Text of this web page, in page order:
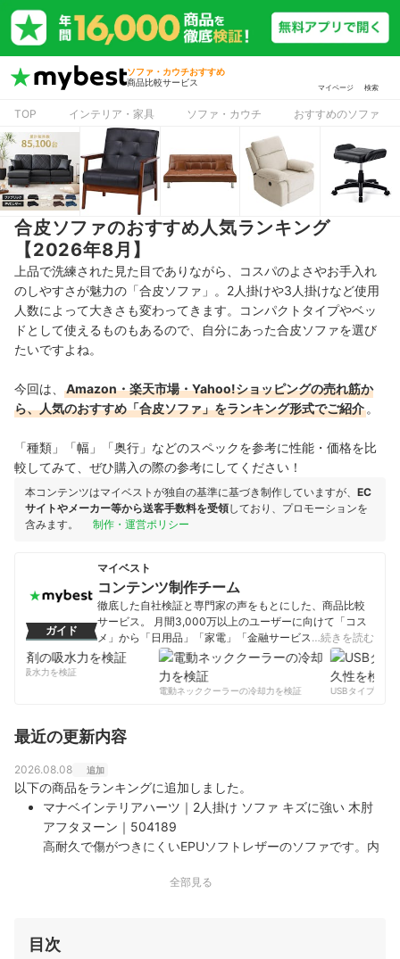
ソファ・カウチおすすめ
商品比較サービス
マイページ 検索
TOP インテリア・家具 ソファ・カウチ おすすめのソファ
合皮ソファのおすすめ人気ランキング
【2026年8月】
上品で洗練された見た目でありながら、コスパのよさやお手入れ
のしやすさが魅力の「合皮ソファ」。2人掛けや3人掛けなど使用
人数によって大きさも変わってきます。コンパクトタイプやベッ
ドとして使えるものもあるので、自分にあった合皮ソファを選び
たいですよね。
今回は、
Amazon・楽天市場・Yahoo!ショッピングの売れ筋か
ら、人気のおすすめ「合皮ソファ」をランキング形式でご紹介 。
「種類」「幅」「奥行」などのスペックを参考に性能・価格を比
較してみて、ぜひ購入の際の参考にしてください！
本コンテンツはマイベストが独自の基準に基づき制作していますが、 EC
サイトやメーカー等から送客手数料を受領しており、プロモーションを
含みます。
制作・運営ポリシー
ガイド
マイベスト
コンテンツ制作チーム
徹底した自社検証と専門家の声をもとにした、商品比較
サービス。 月間3,000万以上のユーザーに向けて「コス
メ」から「日用品」「家電」「金融サービス」まで、ベ
ストな商品を選んでもらうために、毎日コンテンツを制
コンテンツ制作チームのプロフィール
…続きを読む
の吸水力を検証
電動ネッククーラーの冷却力を検証
USBタイプCケー
最近の更新内容
2026.08.08 追加
以下の商品をランキングに追加しました。
マナベインテリアハーツ｜2人掛け ソファ キズに強い 木肘
アフタヌーン｜504189
高耐久で傷がつきにくいEPUソフトレザーのソファです。内
感ある座り心地を実現し、広めの座面と包み込む背もたれで
全部見る
目次